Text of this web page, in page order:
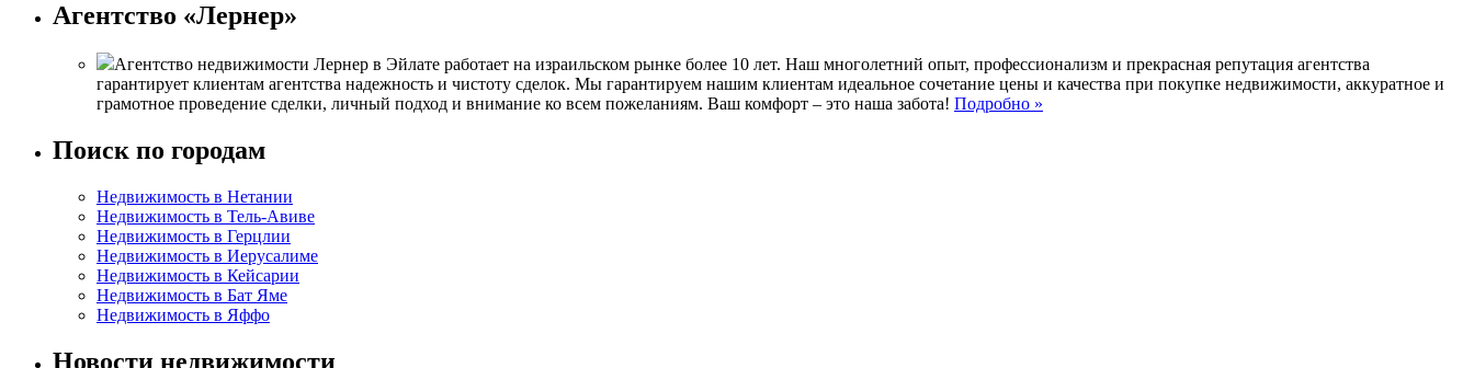
Агентство «Лернер»
Агентство недвижимости Лернер в Эйлате работает на израильском рынке более 10 лет. Наш многолетний опыт, профессионализм и прекрасная репутация агентства
гарантирует клиентам агентства надежность и чистоту сделок. Мы гарантируем нашим клиентам идеальное сочетание цены и качества при покупке недвижимости, аккуратное и
грамотное проведение сделки, личный подход и внимание ко всем пожеланиям. Ваш комфорт – это наша забота! Подробно »
Поиск по городам
Недвижимость в Нетании
Недвижимость в Тель-Авиве
Недвижимость в Герцлии
Недвижимость в Иерусалиме
Недвижимость в Кейсарии
Недвижимость в Бат Яме
Недвижимость в Яффо
Новости недвижимости